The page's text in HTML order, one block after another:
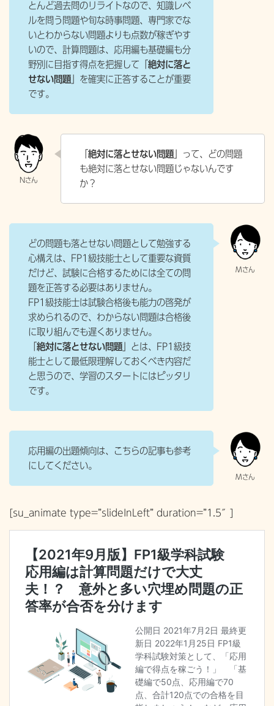
とんど過去問のリライトなので、知識レベ
ルを問う問題や旬な時事問題、専門家でな
いとわからない問題よりも点数が稼ぎやす
いので、 計算問題は、応用編も基礎編も分
野別に目指す得点を把握して「 絶対に落と
せない問題 」を確実に正答することが重要
です。
絶対に落とせない問題 」って、どの問題
も絶対に落とせない問題じゃないんです
か？
どの問題も落とせない問題として勉強する
心構えは、FP1級技能士として重要な資質
だけど、試験に合格するためには全ての問
題を正答する必要はありません。
FP1級技能士は試験合格後も能力の啓発が
求められるので、わからない問題は合格後
に取り組んでも遅くありません。
絶対に落とせない問題 」とは、FP1級技
能士として最低限理解しておくべき内容だ
と思うので、学習のスタートにはピッタリ
です。
応用編の出題傾向は、こちらの記事も参考
にしてください。
[su_animate type=”slideInLeft” duration=”1.5″]